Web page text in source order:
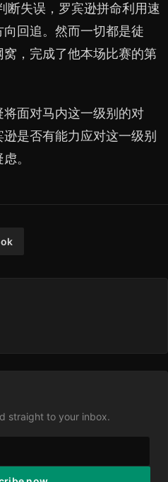
断失误，罗宾逊拼命利用速
回追。然而一切都是徒
，完成了他本场比赛的第
面对马内这一级别的对
是否有能力应对这一级别
。
straight to your inbox.